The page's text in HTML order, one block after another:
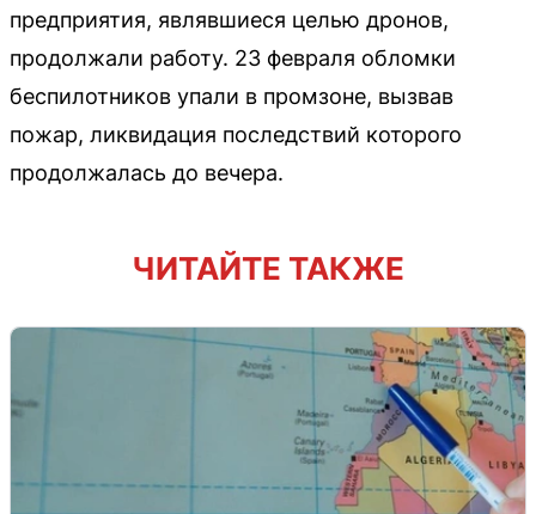
предприятия, являвшиеся целью дронов,
продолжали работу. 23 февраля обломки
беспилотников упали в промзоне, вызвав
пожар, ликвидация последствий которого
продолжалась до вечера.
ЧИТАЙТЕ ТАКЖЕ